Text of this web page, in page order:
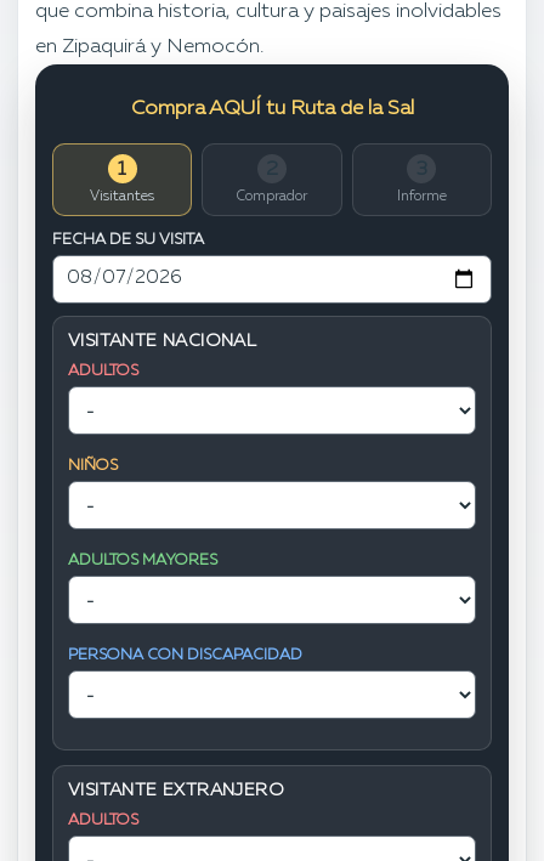
que combina historia, cultura y paisajes inolvidables
en Zipaquirá y Nemocón.
Compra AQUÍ tu Ruta de la Sal
1
Visitantes Comprador Informe
FECHA DE SU VISITA
VISITANTE NACIONAL
ADULTOS
NIÑOS
ADULTOS MAYORES
PERSONA CON DISCAPACIDAD
VISITANTE EXTRANJERO
ADULTOS